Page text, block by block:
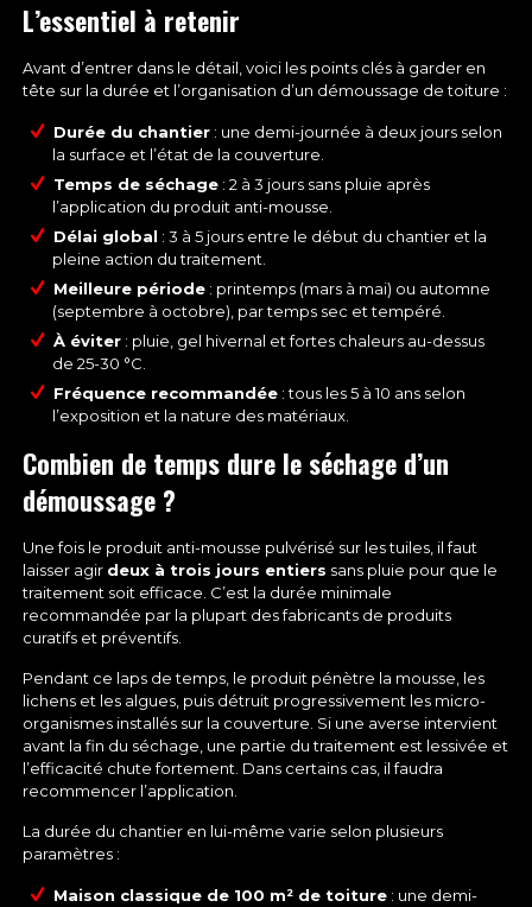
L’essentiel à retenir
Avant d’entrer dans le détail, voici les points clés à garder en
tête sur la durée et l’organisation d’un démoussage de toiture :
Durée du chantier : une demi-journée à deux jours selon
la surface et l’état de la couverture.
Temps de séchage : 2 à 3 jours sans pluie après
l’application du produit anti-mousse.
Délai global : 3 à 5 jours entre le début du chantier et la
pleine action du traitement.
Meilleure période : printemps (mars à mai) ou automne
(septembre à octobre), par temps sec et tempéré.
À éviter : pluie, gel hivernal et fortes chaleurs au-dessus
de 25-30 °C.
Fréquence recommandée : tous les 5 à 10 ans selon
l’exposition et la nature des matériaux.
Combien de temps dure le séchage d’un
démoussage ?
Une fois le produit anti-mousse pulvérisé sur les tuiles, il faut
laisser agir deux à trois jours entiers sans pluie pour que le
traitement soit efficace. C’est la durée minimale
recommandée par la plupart des fabricants de produits
curatifs et préventifs.
Pendant ce laps de temps, le produit pénètre la mousse, les
lichens et les algues, puis détruit progressivement les micro-
organismes installés sur la couverture. Si une averse intervient
avant la fin du séchage, une partie du traitement est lessivée et
l’efficacité chute fortement. Dans certains cas, il faudra
recommencer l’application.
La durée du chantier en lui-même varie selon plusieurs
paramètres :
Maison classique de 100 m² de toiture : une demi-